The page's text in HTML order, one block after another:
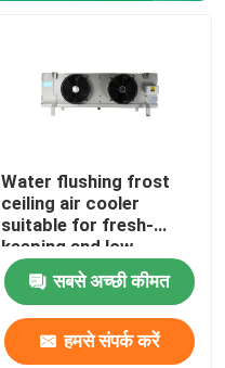
Water flushing frost
ceiling air cooler
suitable for fresh-
keeping and low-
temperature
refrigeration
warehouses,
compatible with
refrigerants such as
सबसे अच्छी कीमत
हमसे संपर्क करें